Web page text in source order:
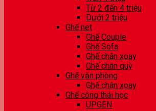
Từ 2 đến 4 triệu
Dưới 2 triệu
Ghế net
Ghế Couple
Ghế Sofa
Ghế chân xoay
Ghế chân quỳ
Ghế văn phòng
Ghế chân xoay
Ghế công thái học
UPGEN